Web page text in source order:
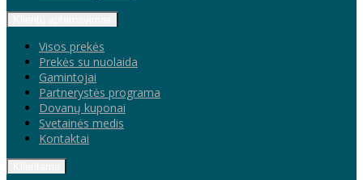
Visos prekės
Prekės su nuolaida
Gamintojai
Partnerystės programa
Dovanų kuponai
Svetainės medis
Kontaktai